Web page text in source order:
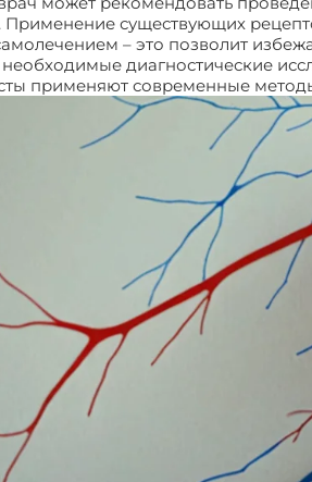
Применение существующих
– это позволит
диагностические
применяют современные